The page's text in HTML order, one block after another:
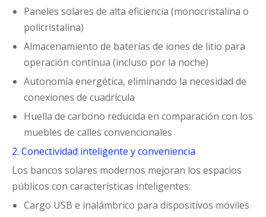
Paneles solares de alta eficiencia (monocristalina o
policristalina)
Almacenamiento de baterías de iones de litio para
operación continua (incluso por la noche)
Autonomía energética, eliminando la necesidad de
conexiones de cuadrícula
Huella de carbono reducida en comparación con los
muebles de calles convencionales
2. Conectividad inteligente y conveniencia
Los bancos solares modernos mejoran los espacios
públicos con características inteligentes:
Cargo USB e inalámbrico para dispositivos móviles